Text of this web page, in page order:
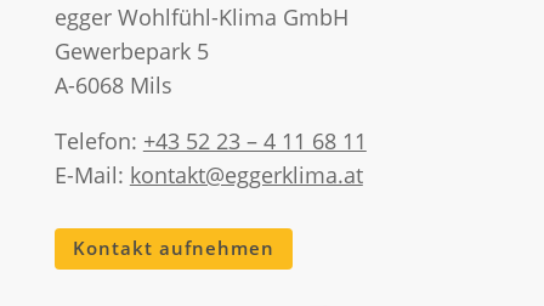
egger Wohlfühl-Klima GmbH
Gewerbepark 5
A-6068 Mils
Telefon: +43 52 23 – 4 11 68 11
E-Mail: kontakt@eggerklima.at
Kontakt aufnehmen